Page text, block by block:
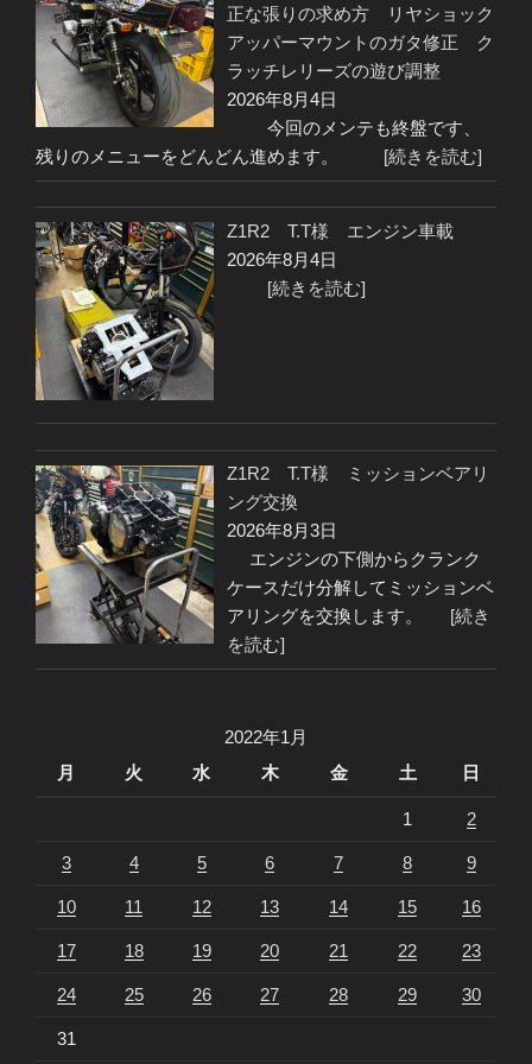
正な張りの求め方 リヤショック
アッパーマウントのガタ修正 ク
ラッチレリーズの遊び調整
2026年8月4日
今回のメンテも終盤です、
残りのメニューをどんどん進めます。 [続きを読む]
Z1R2 T.T様 エンジン車載
2026年8月4日
[続きを読む]
Z1R2 T.T様 ミッションベアリ
ング交換
2026年8月3日
エンジンの下側からクランク
ケースだけ分解してミッションベ
アリングを交換します。 [続き
を読む]
2022年1月
月
火 水 木 金 土 日
1 2
3 4 5 6 7 8 9
10 11 12 13 14 15 16
17 18 19 20 21 22 23
24 25 26 27 28 29 30
31